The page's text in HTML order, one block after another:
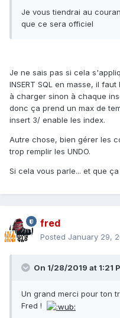
Je vous tiendrai au
que ce sera officiel
Je ne sais pas si cela
INSERT SQL en masse, il
à charger sinon à chaque
donc ça prend un max de
insert 3/ enable les index.
Autre chose, bien gérer les
trop remplir les UNDO.
Si cela vous parle... et que
fred
Posted January 29,
On 1/28/2019 at 1:21
Un grand merci pour ton
Fred !